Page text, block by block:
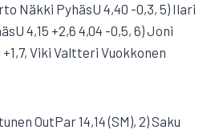
Näkki PyhäsU 4,40 -0,3, 5) Ilari
4,15 +2,6 4,04 -0,5, 6) Joni
Viki Valtteri Vuokkonen
OutPar 14,14 (SM), 2) Saku